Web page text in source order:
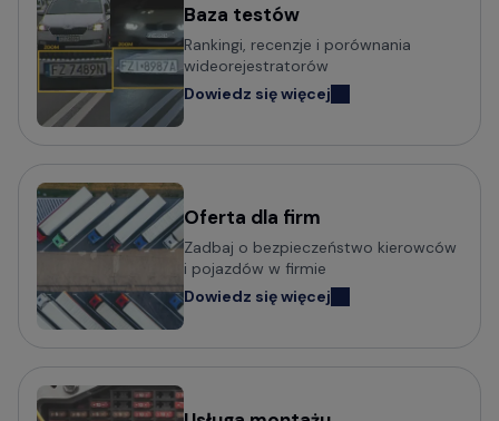
Popularni producenci kamer
samochodowych
Wideorejestratory VIOFO
Wideorejestratory 70mai
Wideorejestratory FITCAMX
Wideorejestratory BlackVue
Wideorejestratory FineVu
Wideorejestratory MBG Line
Baza testów
Rankingi, recenzje i porównania
wideorejestratorów
Dowiedz się więcej
Oferta dla firm
Zadbaj o bezpieczeństwo kierowców
i pojazdów w firmie
Dowiedz się więcej